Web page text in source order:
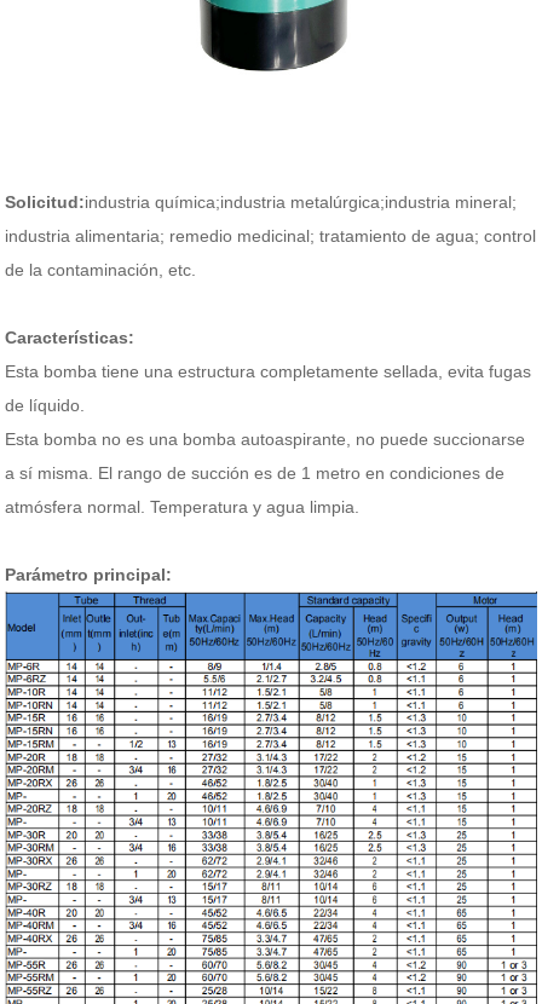
Solicitud:industria química;industria metalúrgica;industria mineral;
industria alimentaria; remedio medicinal; tratamiento de agua; control
de la contaminación, etc.
Características:
Esta bomba tiene una estructura completamente sellada, evita fugas
de líquido.
Esta bomba no es una bomba autoaspirante, no puede succionarse
a sí misma. El rango de succión es de 1 metro en condiciones de
atmósfera normal. Temperatura y agua limpia.
Parámetro principal: